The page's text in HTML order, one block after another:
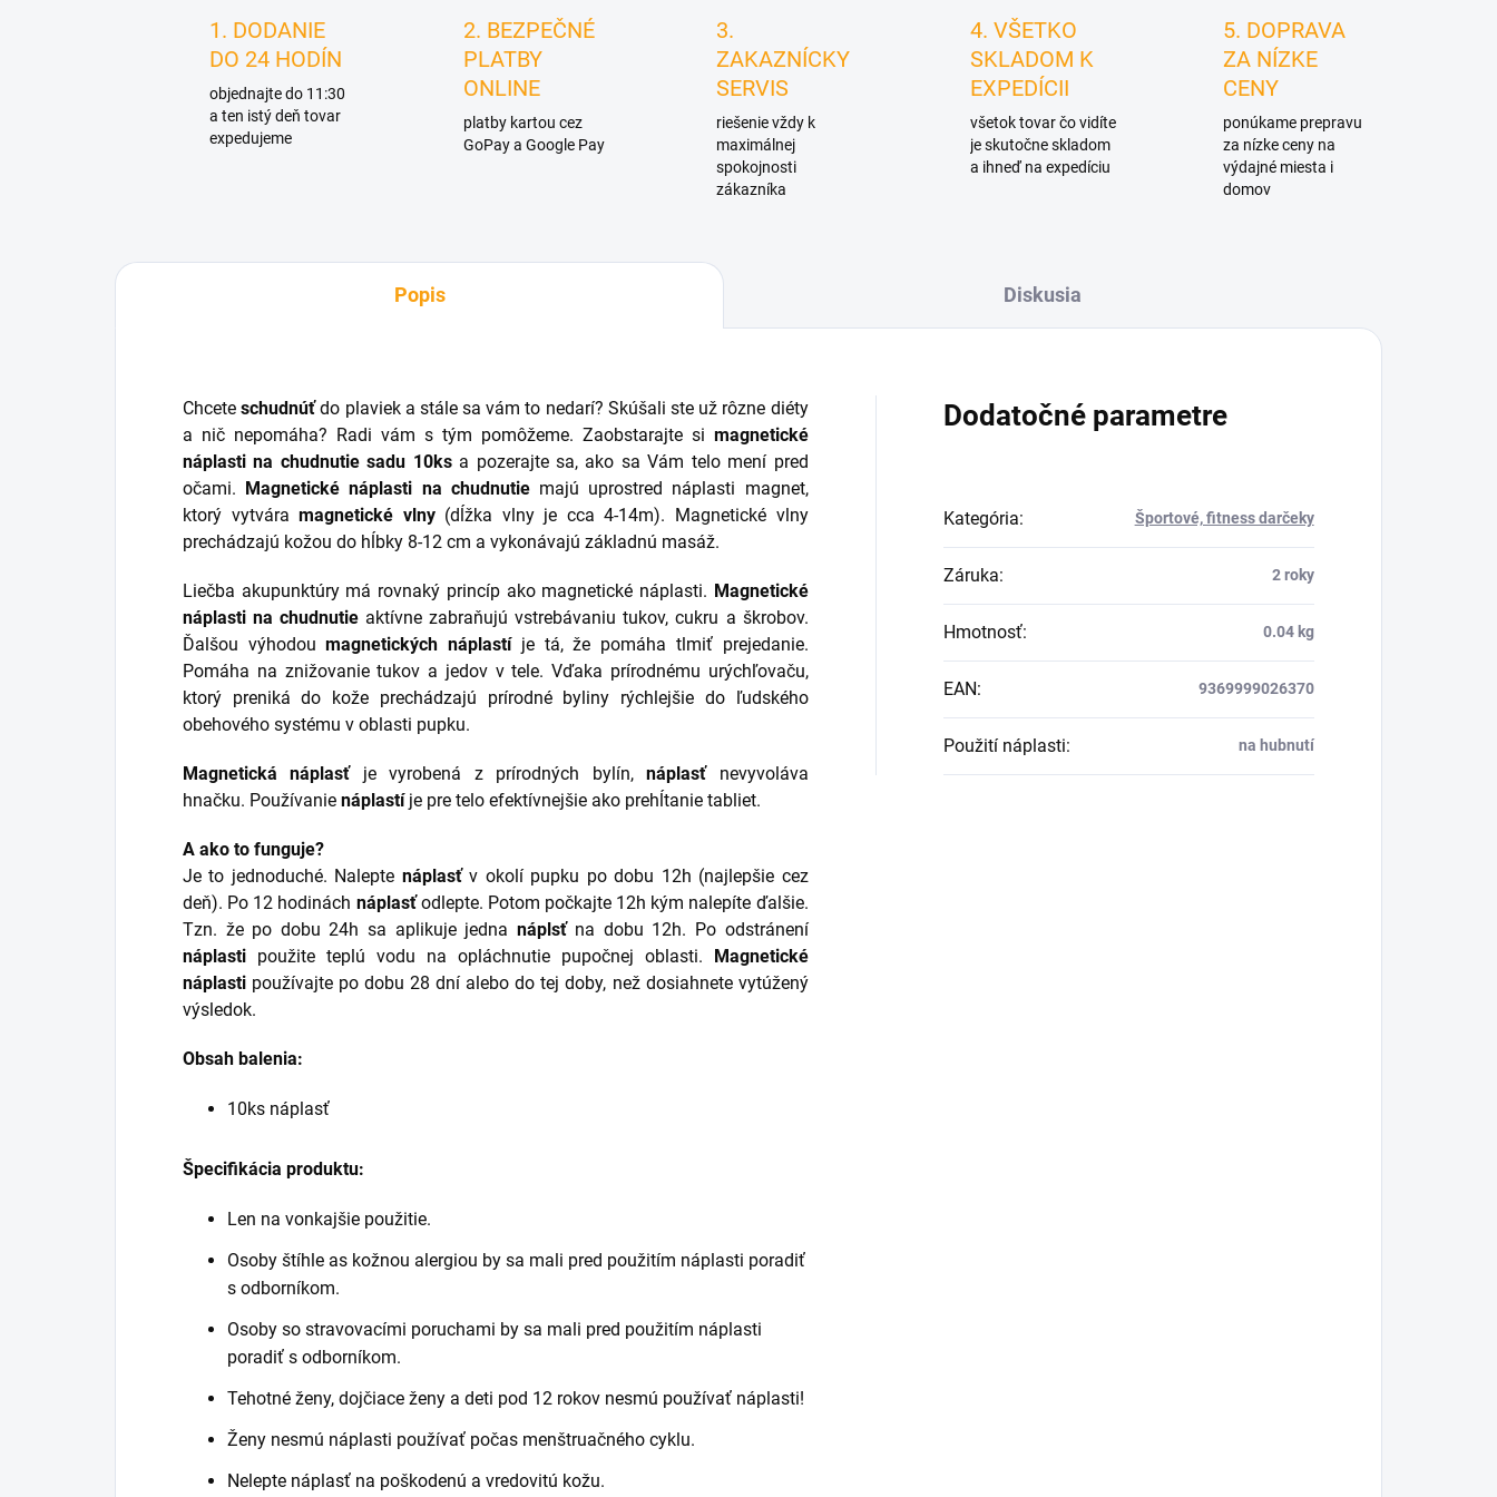
1. DODANIE
DO 24 HODÍN
objednajte do 11:30
a ten istý deň tovar
expedujeme
2. BEZPEČNÉ
PLATBY
ONLINE
platby kartou cez
GoPay a Google Pay
3.
ZAKAZNÍCKY
SERVIS
riešenie vždy k
maximálnej
spokojnosti
zákazníka
4. VŠETKO
SKLADOM K
EXPEDÍCII
všetok tovar čo vidíte
je skutočne skladom
a ihneď na expedíciu
5. DOPRAVA
ZA NÍZKE
CENY
ponúkame prepravu
za nízke ceny na
výdajné miesta i
domov
Popis Diskusia
Chceteschudnúťdo plaviek a stále sa vám to nedarí? Skúšali ste už rôzne diéty
a nič nepomáha? Radi vám s tým pomôžeme. Zaobstarajte si magnetické
náplasti na chudnutie sadu 10ksa pozerajte sa, ako sa Vám telo mení pred
očami.
Magnetické náplasti na chudnutiemajú uprostred náplasti magnet,
ktorý vytváramagnetické vlny(dĺžka vlny je cca 4-14m). Magnetické vlny
prechádzajú kožou do hĺbky 8-12 cm a vykonávajú základnú masáž.
Liečba akupunktúry má rovnaký princíp ako magnetické náplasti. Magnetické
náplasti na chudnutie aktívne zabraňujú vstrebávaniu tukov, cukru a škrobov.
Ďalšou výhodoumagnetických náplastíje tá, že pomáha tlmiť prejedanie.
Pomáha na znižovanie tukov a jedov v tele. Vďaka prírodnému urýchľovaču,
ktorý preniká do kože prechádzajú prírodné byliny rýchlejšie do ľudského
obehového systému v oblasti pupku.
Magnetická náplasťje vyrobená z prírodných bylín,náplasťnevyvoláva
hnačku. Používanie náplastíje pre telo efektívnejšie ako prehĺtanie tabliet.
A ako to funguje?
Je to jednoduché. Nalepte náplasťv okolí pupku po dobu 12h (najlepšie cez
deň). Po 12 hodinách náplasťodlepte. Potom počkajte 12h kým nalepíte ďalšie.
Tzn. že po dobu 24h sa aplikuje jedna náplsťna dobu 12h. Po odstránení
náplasti použite teplú vodu na opláchnutie pupočnej oblasti.
Magnetické
náplasti používajte po dobu 28 dní alebo do tej doby, než dosiahnete vytúžený
výsledok.
Obsah balenia:
10ks náplasť
Špecifikácia produktu:
Len na vonkajšie použitie.
Osoby štíhle as kožnou alergiou by sa mali pred použitím náplasti poradiť
s odborníkom.
Osoby so stravovacími poruchami by sa mali pred použitím náplasti
poradiť s odborníkom.
Tehotné ženy, dojčiace ženy a deti pod 12 rokov nesmú používať náplasti!
Ženy nesmú náplasti používať počas menštruačného cyklu.
Nelepte náplasť na poškodenú a vredovitú kožu.
Dodatočné parametre
Kategória: Športové, fitness darčeky
Záruka: 2 roky
Hmotnosť: 0.04 kg
EAN: 9369999026370
Použití náplasti: na hubnutí